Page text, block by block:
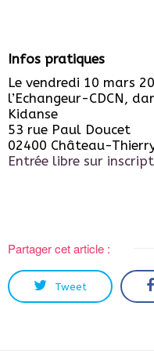
Infos pratiques
Le vendredi 10 mars
l’Echangeur-CDCN,
Kidanse
53 rue Paul Doucet
02400 Château-
Entrée libre sur
Partager cet article :
Tweet